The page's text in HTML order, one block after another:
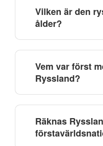
Vilken är den
ålder?
Vem var först
Ryssland?
Räknas